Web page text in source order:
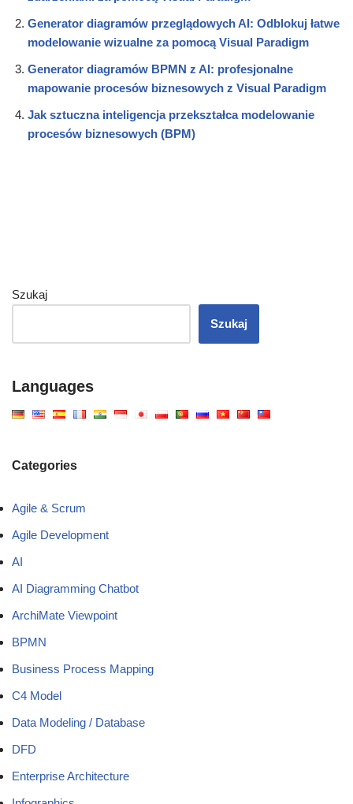
Generator diagramów przeglądowych AI: Odblokuj łatwe
modelowanie wizualne za pomocą Visual Paradigm
Generator diagramów BPMN z AI: profesjonalne
mapowanie procesów biznesowych z Visual Paradigm
Jak sztuczna inteligencja przekształca modelowanie
procesów biznesowych (BPM)
Szukaj
Szukaj
Languages
Categories
Agile & Scrum
Agile Development
AI
AI Diagramming Chatbot
ArchiMate Viewpoint
BPMN
Business Process Mapping
C4 Model
Data Modeling / Database
DFD
Enterprise Architecture